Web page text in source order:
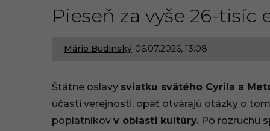
Pieseň za vyše 26-
Mário Budinský 06.07.2026, 13:08
0
0
Štátne oslavy sviatku svätého Cyrila a
účasti verejnosti, opäť otvárajú otázky o
poplatníkov v oblasti kultúry. Po rozruchu